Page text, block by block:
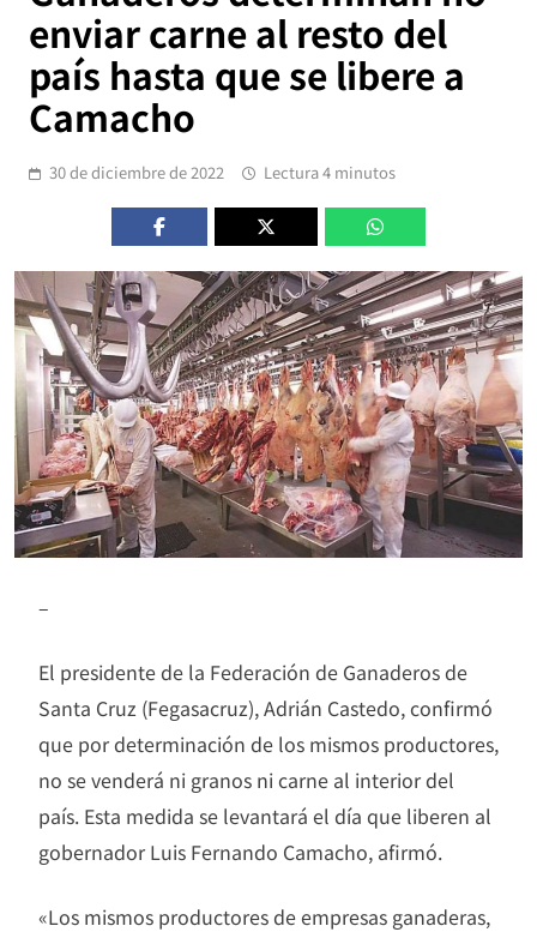
enviar carne al resto del
país hasta que se libere a
Camacho
30 de diciembre de 2022 Lectura 4 minutos
–
El presidente de la Federación de Ganaderos de
Santa Cruz (Fegasacruz), Adrián Castedo, confirmó
que por determinación de los mismos productores,
no se venderá ni granos ni carne al interior del
país. Esta medida se levantará el día que liberen al
gobernador Luis Fernando Camacho, afirmó.
«Los mismos productores de empresas ganaderas,